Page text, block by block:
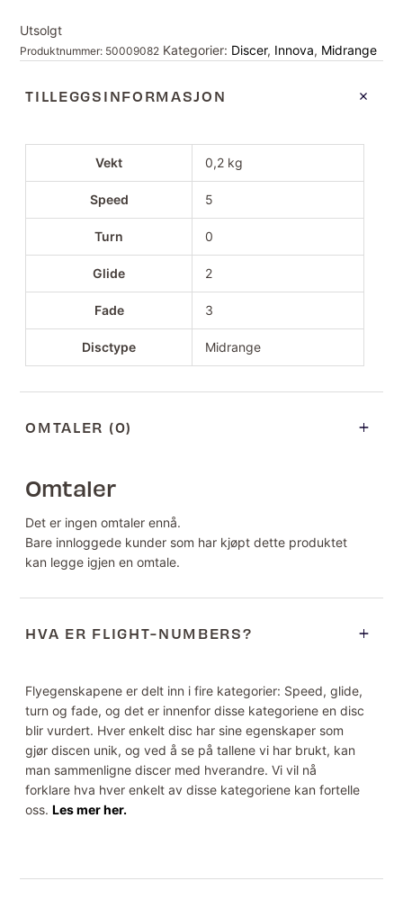
Utsolgt
Produktnummer: 50009082 Kategorier: Discer, Innova, Midrange
TILLEGGSINFORMASJON
Vekt 0,2 kg
Speed 5
Turn 0
Glide 2
Fade 3
Disctype Midrange
OMTALER (0)
Omtaler
Det er ingen omtaler ennå.
Bare innloggede kunder som har kjøpt dette produktet
kan legge igjen en omtale.
HVA ER FLIGHT-NUMBERS?
Flyegenskapene er delt inn i fire kategorier: Speed, glide,
turn og fade, og det er innenfor disse kategoriene en disc
blir vurdert. Hver enkelt disc har sine egenskaper som
gjør discen unik, og ved å se på tallene vi har brukt, kan
man sammenligne discer med hverandre. Vi vil nå
forklare hva hver enkelt av disse kategoriene kan fortelle
oss.Les mer her.